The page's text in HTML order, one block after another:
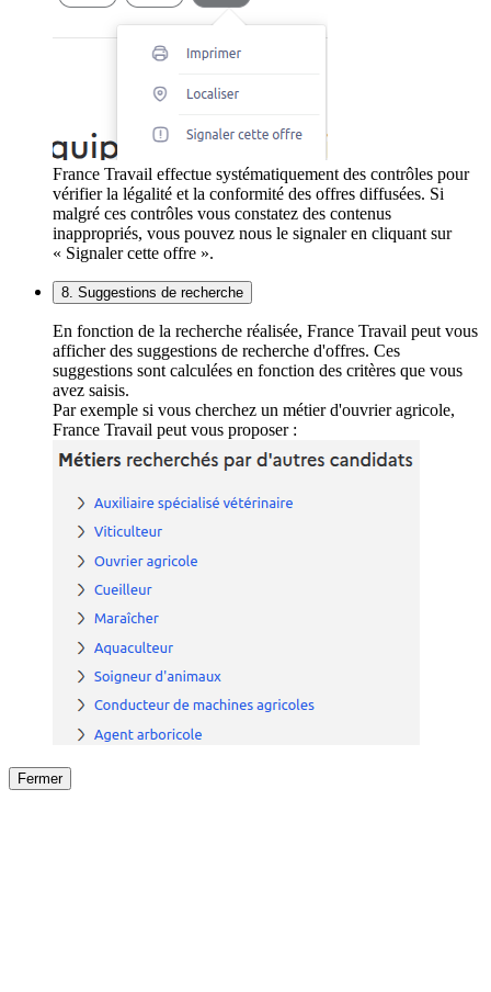
France Travail effectue systématiquement des contrôles pour
vérifier la légalité et la conformité des offres diffusées. Si
malgré ces contrôles vous constatez des contenus
inappropriés, vous pouvez nous le signaler en cliquant sur
« Signaler cette offre ».
8. Suggestions de recherche
En fonction de la recherche réalisée, France Travail peut vous
afficher des suggestions de recherche d'offres. Ces
suggestions sont calculées en fonction des critères que vous
avez saisis.
Par exemple si vous cherchez un métier d'ouvrier agricole,
France Travail peut vous proposer :
Fermer